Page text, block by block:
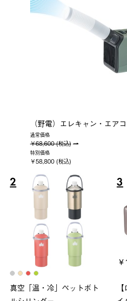
（野電）エレキャン・エア
通常価格
￥68,600 (税込)
特別価格
￥58,800 (税込)
2
真空「温・冷」ペットボト
3